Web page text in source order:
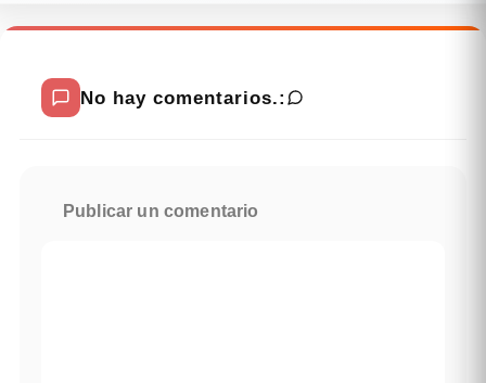
No hay comentarios.:
Publicar un comentario